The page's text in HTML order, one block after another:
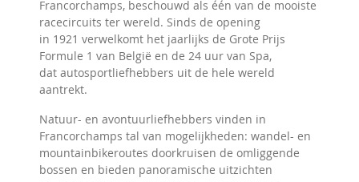
Francorchamps, beschouwd als één van de mooiste
racecircuits ter wereld. Sinds de opening
in 1921 verwelkomt het jaarlijks de Grote Prijs
Formule 1 van België en de 24 uur van Spa,
dat autosportliefhebbers uit de hele wereld
aantrekt.
Natuur- en avontuurliefhebbers vinden in
Francorchamps tal van mogelijkheden: wandel- en
mountainbikeroutes doorkruisen de omliggende
bossen en bieden panoramische uitzichten